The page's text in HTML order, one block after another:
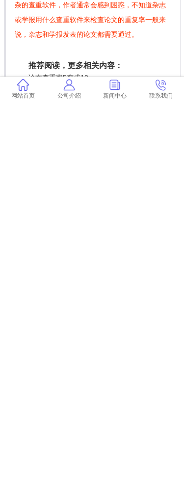
杂的查重软件，作者通常会感到困惑，不知道杂志
或学报用什么查重软件来检查论文的重复率一般来
说，杂志和学报发表的论文都需要通过。
推荐阅读，更多相关内容：
论文查重率5变成10
哪个查重软件有本科论文库 论文查重软件哪个
网站首页 公司介绍 新闻中心 联系我们